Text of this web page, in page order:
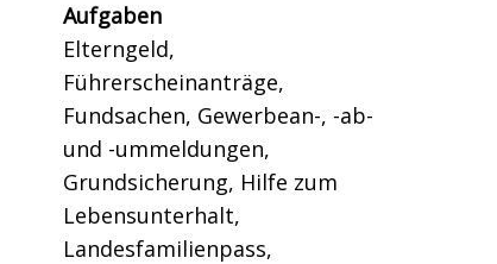
Aufgaben
Elterngeld,
Führerscheinanträge,
Fundsachen, Gewerbean-, -ab-
und -ummeldungen,
Grundsicherung, Hilfe zum
Lebensunterhalt,
Landesfamilienpass,